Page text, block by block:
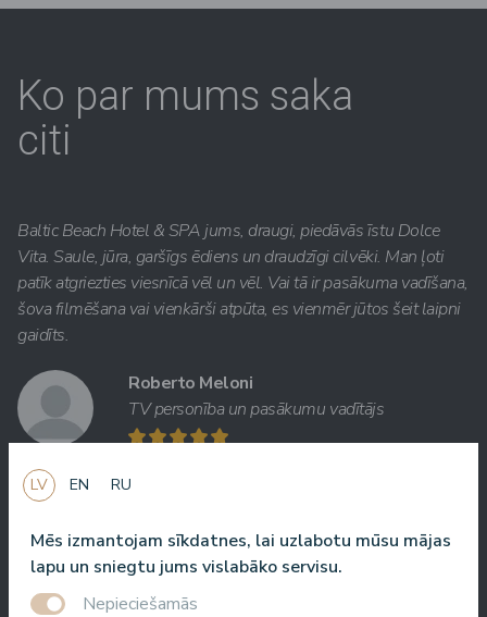
Ko par mums saka
citi
Baltic Beach Hotel & SPA jums, draugi, piedāvās īstu Dolce
Vita. Saule, jūra, garšīgs ēdiens un draudzīgi cilvēki. Man ļoti
patīk atgriezties viesnīcā vēl un vēl. Vai tā ir pasākuma vadīšana,
šova filmēšana vai vienkārši atpūta, es vienmēr jūtos šeit laipni
gaidīts.
Roberto Meloni
TV personība un pasākumu vadītājs
Labākā ēdienkarte, labākais serviss, labākā atrašanās vieta,
labākais skats. Ļoti labs SPA!
LV EN RU
Mēs izmantojam sīkdatnes, lai uzlabotu mūsu mājas
lapu un sniegtu jums vislabāko servisu.
Nepieciešamās